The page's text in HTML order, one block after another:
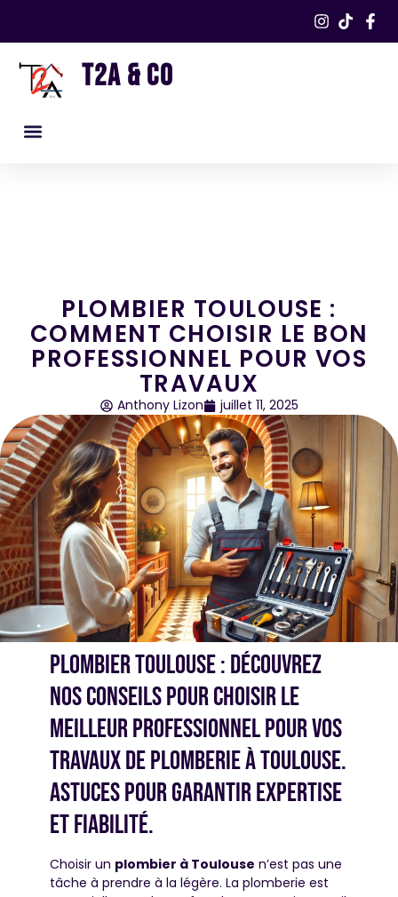
T2A & CO
PLOMBIER TOULOUSE :
COMMENT CHOISIR LE BON
PROFESSIONNEL POUR VOS
TRAVAUX
Anthony Lizon juillet 11, 2025
Plombier Toulouse : découvrez
nos conseils pour choisir le
meilleur professionnel pour vos
travaux de plomberie à Toulouse.
Astuces pour garantir expertise
et fiabilité.
Choisir un plombier à Toulouse n’est pas une
tâche à prendre à la légère. La plomberie est